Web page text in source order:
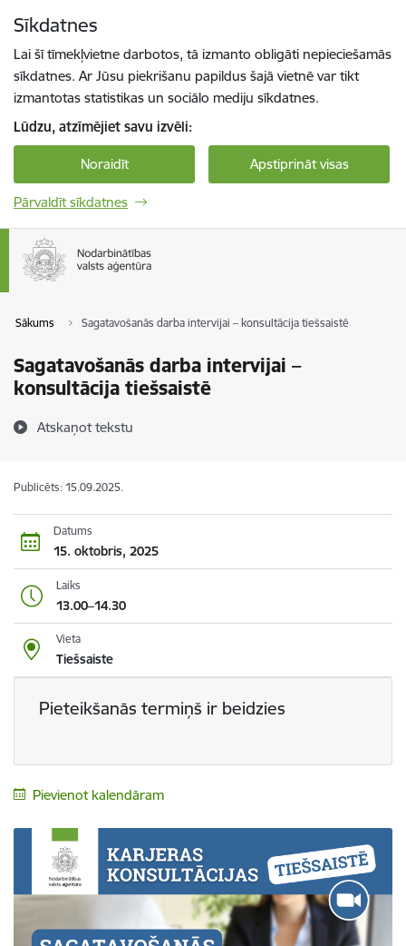
Sīkdatnes
Lai šī tīmekļvietne darbotos, tā izmanto obligāti nepieciešamās
sīkdatnes. Ar Jūsu piekrišanu papildus šajā vietnē var tikt
izmantotas statistikas un sociālo mediju sīkdatnes.
Lūdzu, atzīmējiet savu izvēli:
Noraidīt Apstiprināt visas
Pārvaldīt sīkdatnes
Sākums Sagatavošanās darba intervijai – konsultācija tiešsaistē
Sagatavošanās darba intervijai –
konsultācija tiešsaistē
Atskaņot tekstu
Publicēts: 15.09.2025.
Datums
15. oktobris, 2025
Laiks
13.00–14.30
Vieta
Tiešsaiste
Pieteikšanās termiņš ir beidzies
Pievienot kalendāram